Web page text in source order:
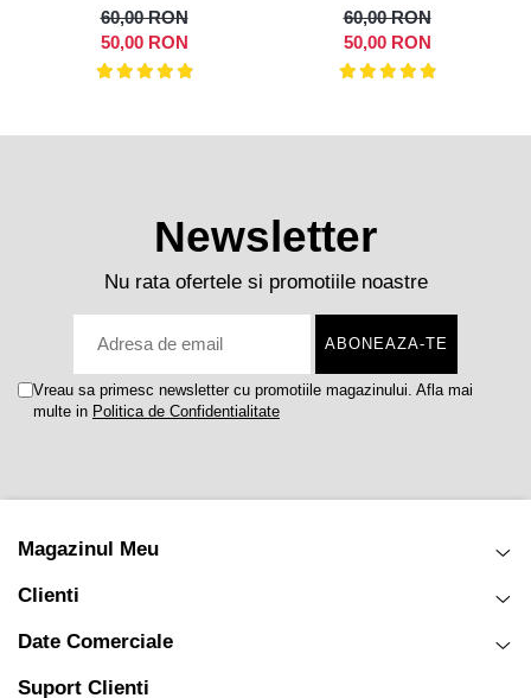
60,00 RON
50,00 RON
60,00 RON
50,00 RON
Newsletter
Nu rata ofertele si promotiile noastre
Vreau sa primesc newsletter cu promotiile magazinului. Afla mai
multe in Politica de Confidentialitate
Magazinul Meu
Clienti
Date Comerciale
Suport Clienti